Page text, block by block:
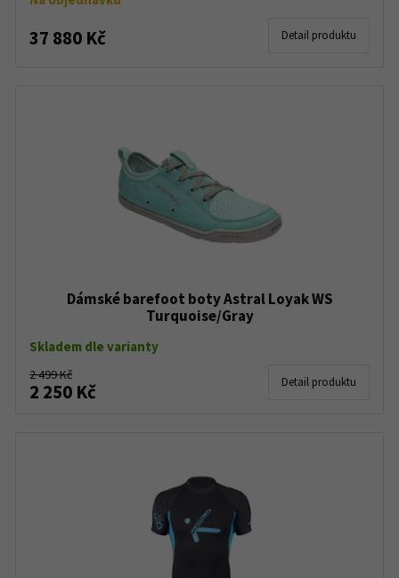
37 880 Kč Detail produktu
Dámské barefoot boty Astral Loyak WS
Turquoise/Gray
Skladem dle varianty
2 499 Kč
2 250 Kč Detail produktu